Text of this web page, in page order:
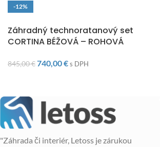
-12%
Záhradný technoratanový set
CORTINA BÉŽOVÁ – ROHOVÁ
845,00€740,00€s DPH
"Záhrada či interiér, Letoss je zárukou